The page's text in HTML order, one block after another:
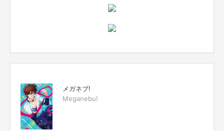
メガネブ!
Meganebu!